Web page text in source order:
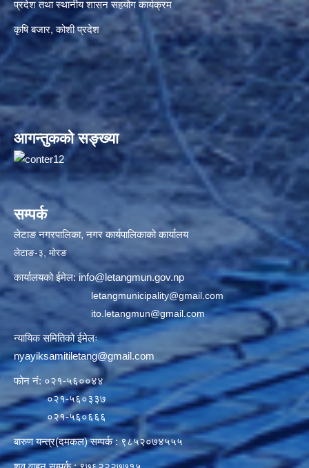
प्रदेश तथा स्थानीय शासन सहयोग कार्यक्रम
कृषि बजार, कोशी प्रदेश
आगन्तुकको सङ्ख्या
सम्पर्क
लेटाङ नगरपालिका, नगर कार्यपालिकाको कार्यालय
लेटाङ-३, मोरङ
कार्यालयको ईमेल:info@letangmun.gov.np
letangmunicipality@gmail.com
ito.letangmun@gmail.com
न्यायिक समितिको ईमेलः
nyayiksamitiletang@gmail.com
फोन नं: ०२१-५६००४४
०२१-५६०३३७
०२१-५६०६६६
बारुण यन्त्र(दमकल) सम्पर्क : ९८५२०७४५५५